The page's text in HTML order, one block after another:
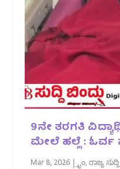
9ನೇ ತರಗತಿ
ಮೇಲೆ ಹಲ್ಲೆ : ಓರ್ವ
Mar 8, 2026 |ಕ್ರೈಂ,ರಾಜ್ಯ ಸುದ್ದಿ